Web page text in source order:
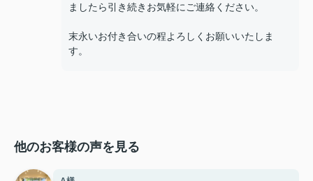
ましたら引き続きお気軽にご連絡ください。
末永いお付き合いの程よろしくお願いいたしま
す。
他のお客様の声を見る